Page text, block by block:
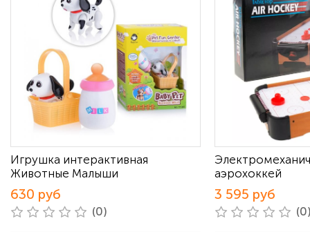
Игрушка интерактивная
Животные Малыши
630 руб
(0)
аэрохоккей
3 595 руб